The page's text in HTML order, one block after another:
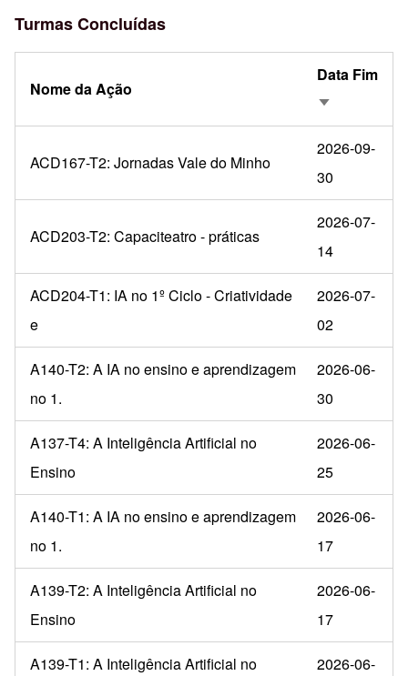
Turmas Concluídas
Nome da Ação
Data Fim
Ordenação
ACD167-T2: Jornadas Vale do Minho
2026-09-
30
ACD203-T2: Capaciteatro - práticas
2026-07-
14
ACD204-T1: IA no 1º Ciclo - Criatividade
e
2026-07-
02
A140-T2: A IA no ensino e aprendizagem
no 1.
2026-06-
30
A137-T4: A Inteligência Artificial no
Ensino
2026-06-
25
A140-T1: A IA no ensino e aprendizagem
no 1.
2026-06-
17
A139-T2: A Inteligência Artificial no
Ensino
2026-06-
17
A139-T1: A Inteligência Artificial no
2026-06-